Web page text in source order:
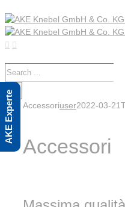
Search
for:
Accessoriuser2022-03-
Accessori
AKE Experte